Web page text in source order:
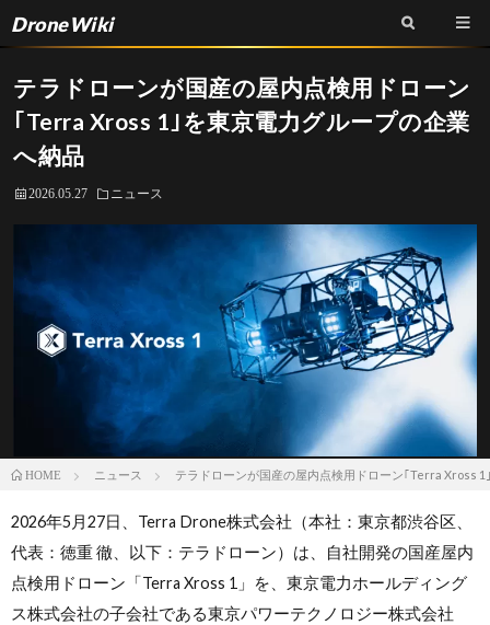
DroneWiki
テラドローンが国産の屋内点検用ドローン
｢Terra Xross 1｣を東京電力グループの企業
へ納品
2026.05.27 ニュース
HOME ニュース テラドローンが国産の屋内点検用ドローン｢Terra Xross
2026年5月27日、Terra Drone株式会社（本社：東京都渋谷区、
代表：徳重 徹、以下：テラドローン）は、自社開発の国産屋内
点検用ドローン「Terra Xross 1」を、東京電力ホールディング
ス株式会社の子会社である東京パワーテクノロジー株式会社